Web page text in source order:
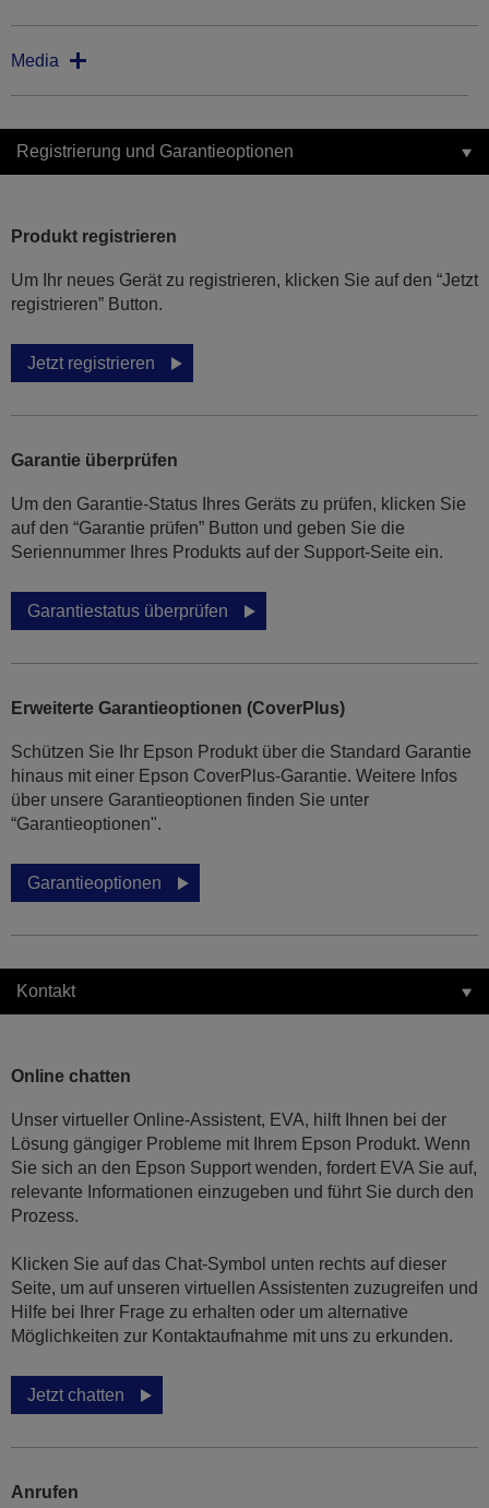
Media
Registrierung und Garantieoptionen
Produkt registrieren
Um Ihr neues Gerät zu registrieren, klicken Sie auf den “Jetzt
registrieren” Button.
Jetzt registrieren
Garantie überprüfen
Um den Garantie-Status Ihres Geräts zu prüfen, klicken Sie
auf den “Garantie prüfen” Button und geben Sie die
Seriennummer Ihres Produkts auf der Support-Seite ein.
Garantiestatus überprüfen
Erweiterte Garantieoptionen (CoverPlus)
Schützen Sie Ihr Epson Produkt über die Standard Garantie
hinaus mit einer Epson CoverPlus-Garantie. Weitere Infos
über unsere Garantieoptionen finden Sie unter
“Garantieoptionen".
Garantieoptionen
Kontakt
Online chatten
Unser virtueller Online-Assistent, EVA, hilft Ihnen bei der
Lösung gängiger Probleme mit Ihrem Epson Produkt. Wenn
Sie sich an den Epson Support wenden, fordert EVA Sie auf,
relevante Informationen einzugeben und führt Sie durch den
Prozess.
Klicken Sie auf das Chat-Symbol unten rechts auf dieser
Seite, um auf unseren virtuellen Assistenten zuzugreifen und
Hilfe bei Ihrer Frage zu erhalten oder um alternative
Möglichkeiten zur Kontaktaufnahme mit uns zu erkunden.
Jetzt chatten
Anrufen